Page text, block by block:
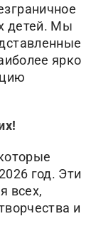
детей. Мы
ярко
год. Эти
всех,
и